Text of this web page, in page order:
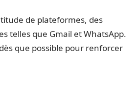
de plateformes, des
telles que Gmail et WhatsApp.
que possible pour renforcer